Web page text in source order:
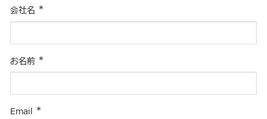
会社名 *
お名前 *
Email *